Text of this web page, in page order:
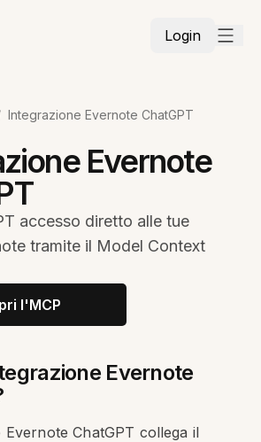
Login
Integrazione Evernote ChatGPT
Evernote
accesso diretto alle tue
tramite il Model Context
l'MCP
Evernote
Evernote ChatGPT collega il